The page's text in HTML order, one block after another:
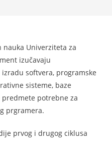
Univerziteta za
izučavaju
softvera, programske
sisteme, baze
potrebne za
prgramera.
prvog i drugog ciklusa